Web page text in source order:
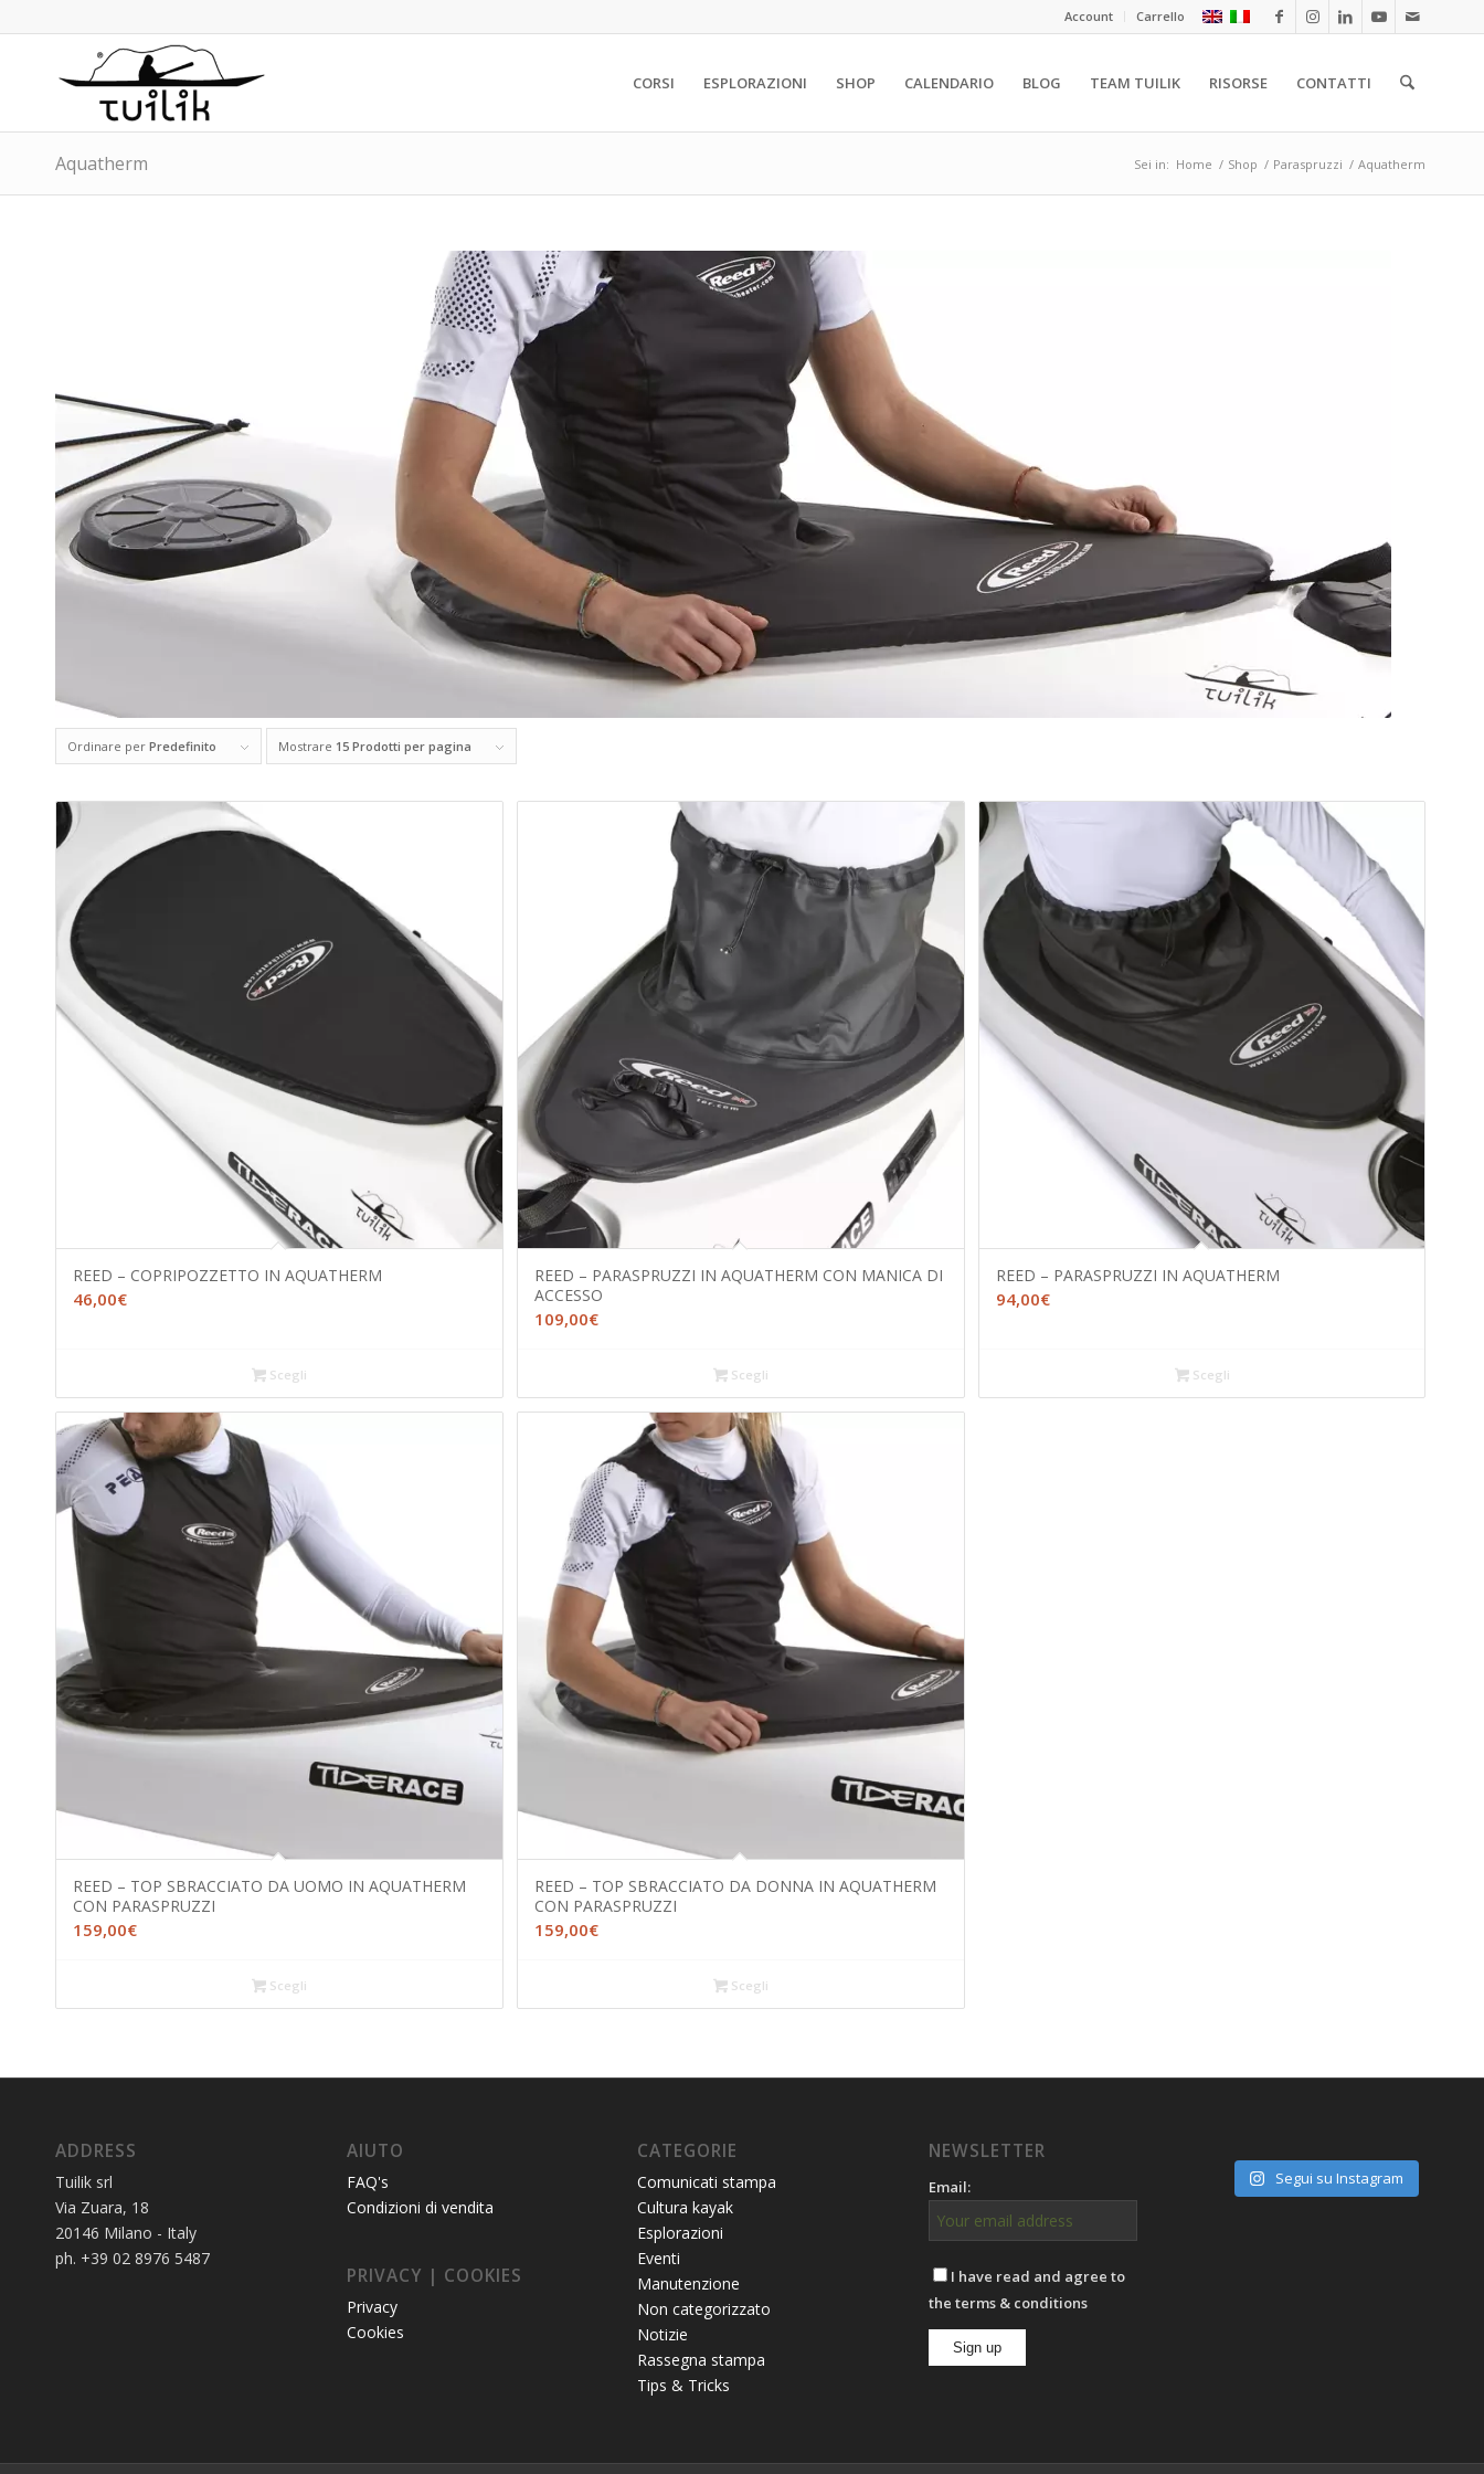
Account Carrello
CORSI ESPLORAZIONI SHOP CALENDARIO BLOG TEAM TUILIK RISORSE CONTATTI
Aquatherm Sei in: Home / Shop / Paraspruzzi / Aquatherm
Ordinare per Predefinito Mostrare 15 Prodotti per pagina
REED – COPRIPOZZETTO IN AQUATHERM
46,00€
Scegli
REED – PARASPRUZZI IN AQUATHERM CON MANICA DI
ACCESSO
109,00€
Scegli
REED – PARASPRUZZI IN AQUATHERM
94,00€
Scegli
REED – TOP SBRACCIATO DA UOMO IN AQUATHERM
CON PARASPRUZZI
159,00€
Scegli
REED – TOP SBRACCIATO DA DONNA IN AQUATHERM
CON PARASPRUZZI
159,00€
Scegli
ADDRESS
Tuilik srl
Via Zuara, 18
20146 Milano - Italy
ph. +39 02 8976 5487
AIUTO
FAQ's
Condizioni di vendita
PRIVACY | COOKIES
Privacy
Cookies
CATEGORIE
Comunicati stampa
Cultura kayak
Esplorazioni
Eventi
Manutenzione
Non categorizzato
Notizie
Rassegna stampa
Tips & Tricks
NEWSLETTER
Email:
I have read and agree to
the terms & conditions
Segui su Instagram